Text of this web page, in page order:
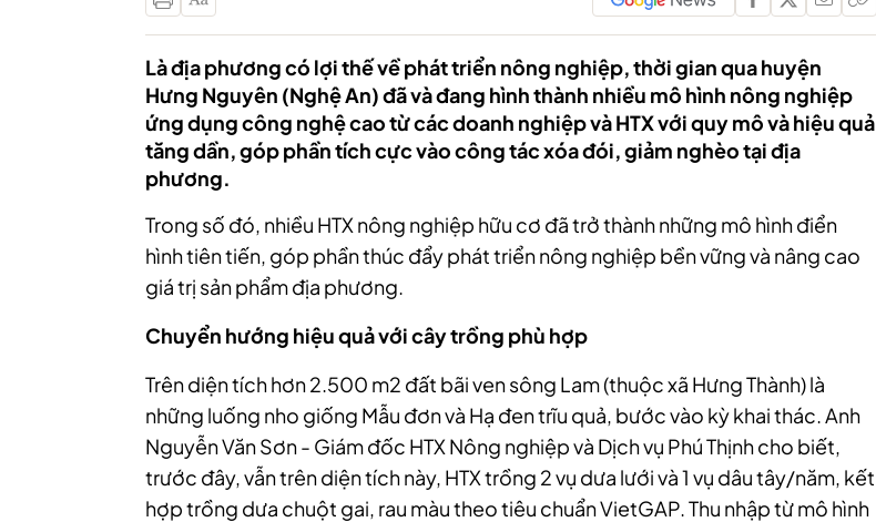
Là địa phương có lợi thế về phát triển nông nghiệp, thời gian qua huyện
Hưng Nguyên (Nghệ An) đã và đang hình thành nhiều mô hình nông nghiệp
ứng dụng công nghệ cao từ các doanh nghiệp và HTX với quy mô và hiệu quả
tăng dần, góp phần tích cực vào công tác xóa đói, giảm nghèo tại địa
phương.
Trong số đó, nhiều HTX nông nghiệp hữu cơ đã trở thành những mô hình điển
hình tiên tiến, góp phần thúc đẩy phát triển nông nghiệp bền vững và nâng cao
giá trị sản phẩm địa phương.
Chuyển hướng hiệu quả với cây trồng phù hợp
Trên diện tích hơn 2.500 m2 đất bãi ven sông Lam (thuộc xã Hưng Thành) là
những luống nho giống Mẫu đơn và Hạ đen trĩu quả, bước vào kỳ khai thác. Anh
Nguyễn Văn Sơn - Giám đốc HTX Nông nghiệp và Dịch vụ Phú Thịnh cho biết,
trước đây, vẫn trên diện tích này, HTX trồng 2 vụ dưa lưới và 1 vụ dâu tây/năm, kết
hợp trồng dưa chuột gai, rau màu theo tiêu chuẩn VietGAP. Thu nhập từ mô hình